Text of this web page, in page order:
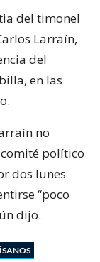
del timonel
Larraín,
del
en las
no
político
dos lunes
“poco
dijo.